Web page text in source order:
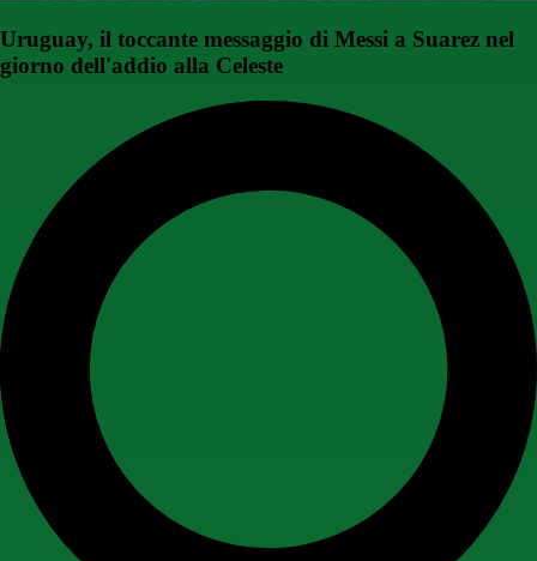
Uruguay, il toccante messaggio di Messi a Suarez nel
giorno dell'addio alla Celeste